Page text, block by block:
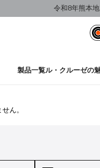
令和8年熊本
製品一覧ル・クルーゼの
ん。